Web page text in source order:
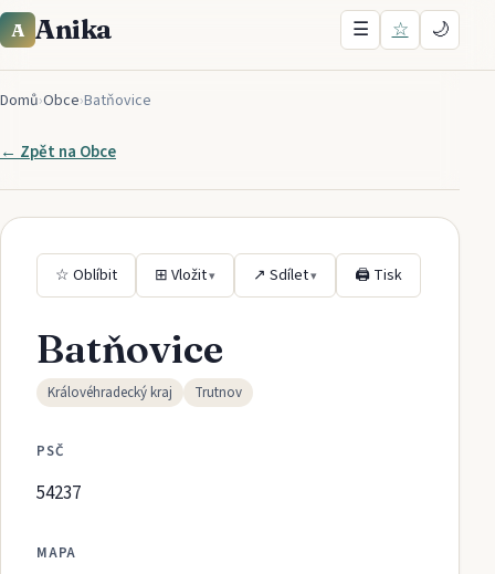
A Anika ☰ ☆ 🌙
Domů›Obce›Batňovice
← Zpět na Obce
☆ Oblíbit ⊞ Vložit▾ ↗ Sdílet▾ 🖨 Tisk
Batňovice
Královéhradecký kraj Trutnov
PSČ
54237
MAPA